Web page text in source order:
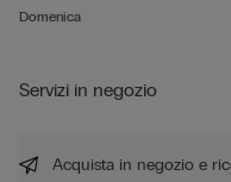
Domenica
Servizi in negozio
Acquista in negozio e